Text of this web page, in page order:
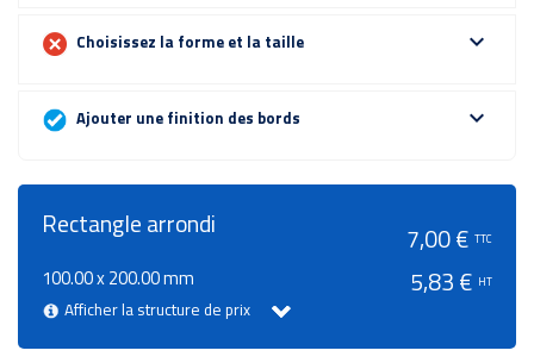
Choisissez la forme et la taille expand_more
Ajouter une finition des bords expand_more
Rectangle arrondi
100.00 x 200.00 mm
Afficher la structure de prix
7,00 € TTC
5,83 € HT